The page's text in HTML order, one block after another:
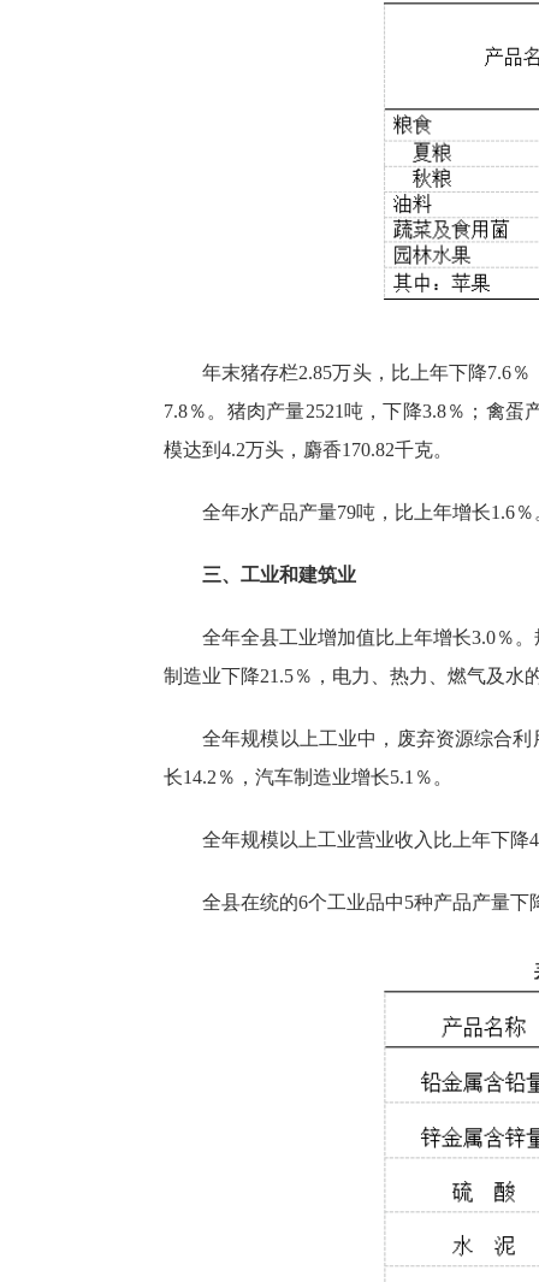
年末猪存栏2.85万头，比上年下降7.6％
7.8％。猪肉产量2521 吨，下降3.8％；禽蛋
模达到4.2万头 ， 麝香170.82千克。
全年水产品产量79吨，比上年增长1.6
三、工业和建筑业
全年全县工业增加值比上年增长3.0％ 。
制造业下降21.5％，电力、热力、燃气及水
全年规模以上工业中，废弃资源综合利
长14.2％，汽车制造业增长5.1％。
全年规模以上工业营业收入比上年下降
全县在统的6个工业品中5种产品产量下